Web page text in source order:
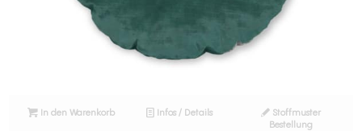
In den Warenkorb Infos / Details
Stoffmuster
Bestellung